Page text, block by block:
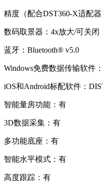
精度（配合DST360-X适配器
数码取景器： 4x放大/可关闭
蓝牙： Bluetooth® v5.0
Windows免费数据传输软件：
iOS和Android标配软件：
智能量房功能：有
3D数据采集：有
多功能底座：有
智能水平模式：有
高度跟踪：有